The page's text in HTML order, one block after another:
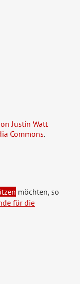
Justin Watt
Commons.
möchten, so
für die